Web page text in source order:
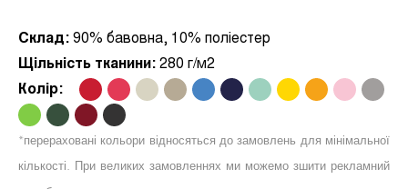
Склад: 90% бавовна, 10% поліестер
Щільність тканини: 280 г/м2
Колір:
*перераховані кольори відносяться до замовлень для мінімальної
кількості. При великих замовленнях ми можемо зшити рекламний